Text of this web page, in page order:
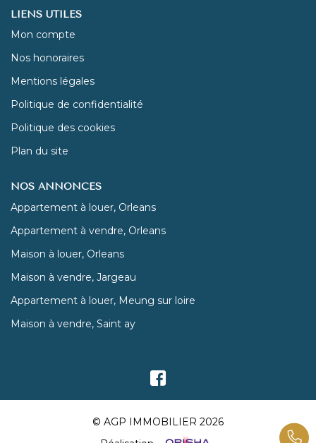
LIENS UTILES
Mon compte
Nos honoraires
Mentions légales
Politique de confidentialité
Politique des cookies
Plan du site
NOS ANNONCES
Appartement à louer, Orleans
Appartement à vendre, Orleans
Maison à louer, Orleans
Maison à vendre, Jargeau
Appartement à louer, Meung sur loire
Maison à vendre, Saint ay
© AGP IMMOBILIER 2026